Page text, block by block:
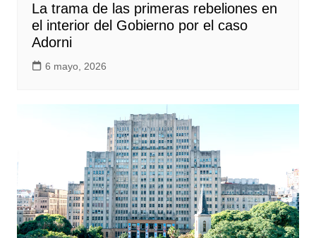
La trama de las primeras rebeliones en
el interior del Gobierno por el caso
Adorni
6 mayo, 2026